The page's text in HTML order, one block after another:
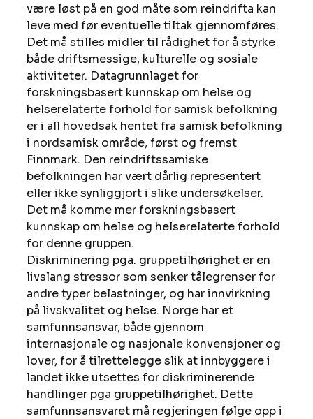
være løst på en god måte som reindrifta kan
leve med før eventuelle tiltak gjennomføres.
Det må stilles midler til rådighet for å styrke
både driftsmessige, kulturelle og sosiale
aktiviteter. Datagrunnlaget for
forskningsbasert kunnskap om helse og
helserelaterte forhold for samisk befolkning
er i all hovedsak hentet fra samisk befolkning
i nordsamisk område, først og fremst
Finnmark. Den reindriftssamiske
befolkningen har vært dårlig representert
eller ikke synliggjort i slike undersøkelser.
Det må komme mer forskningsbasert
kunnskap om helse og helserelaterte forhold
for denne gruppen.
Diskriminering pga. gruppetilhørighet er en
livslang stressor som senker tålegrenser for
andre typer belastninger, og har innvirkning
på livskvalitet og helse. Norge har et
samfunnsansvar, både gjennom
internasjonale og nasjonale konvensjoner og
lover, for å tilrettelegge slik at innbyggere i
landet ikke utsettes for diskriminerende
handlinger pga gruppetilhørighet. Dette
samfunnsansvaret må regjeringen følge opp i